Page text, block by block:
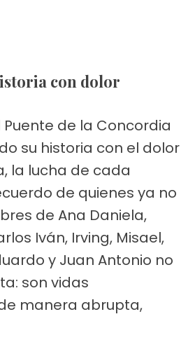
con dolor
de la Concordia
su historia con el dolor
la lucha de cada
de quienes ya no
de Ana Daniela,
Iván, Irving, Misael,
y Juan Antonio no
son vidas
manera abrupta,